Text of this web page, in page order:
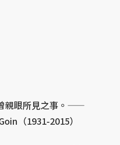
親眼所見之事。——
（1931-2015）